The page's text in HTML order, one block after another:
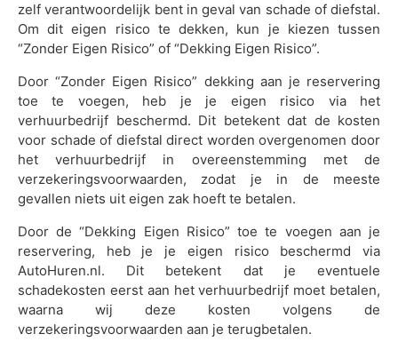
zelf verantwoordelijk bent in geval van schade of diefstal.
Om dit eigen risico te dekken, kun je kiezen tussen
“Zonder Eigen Risico” of “Dekking Eigen Risico”.
Door “Zonder Eigen Risico” dekking aan je reservering
toe te voegen, heb je je eigen risico via het
verhuurbedrijf beschermd. Dit betekent dat de kosten
voor schade of diefstal direct worden overgenomen door
het verhuurbedrijf in overeenstemming met de
verzekeringsvoorwaarden, zodat je in de meeste
gevallen niets uit eigen zak hoeft te betalen.
Door de “Dekking Eigen Risico” toe te voegen aan je
reservering, heb je je eigen risico beschermd via
AutoHuren.nl. Dit betekent dat je eventuele
schadekosten eerst aan het verhuurbedrijf moet betalen,
waarna wij deze kosten volgens de
verzekeringsvoorwaarden aan je terugbetalen.